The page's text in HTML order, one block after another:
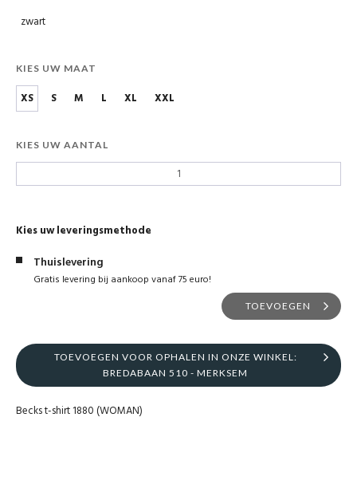
zwart
KIES UW MAAT
XS S M L XL XXL
KIES UW AANTAL
Kies uw leveringsmethode
Thuislevering
Gratis levering bij aankoop vanaf 75 euro!
TOEVOEGEN
TOEVOEGEN VOOR OPHALEN IN ONZE WINKEL:
BREDABAAN 510 - MERKSEM
Becks t-shirt 1880 (WOMAN)